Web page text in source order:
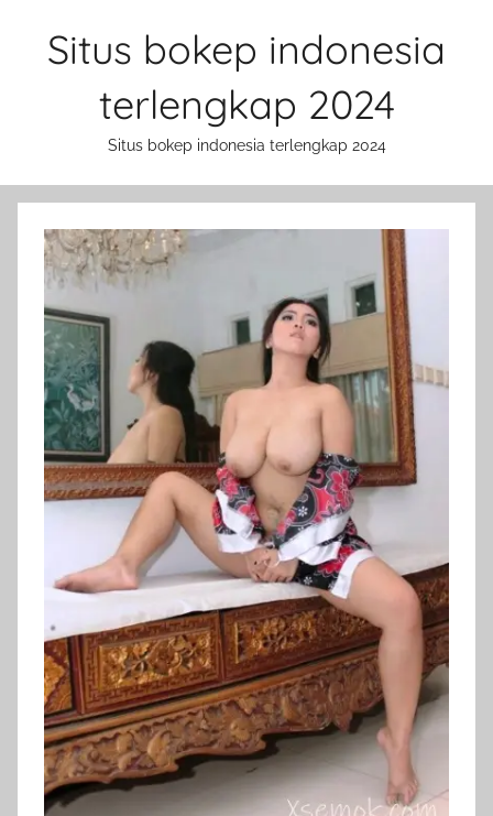
Situs bokep indonesia
terlengkap 2024
Situs bokep indonesia terlengkap 2024